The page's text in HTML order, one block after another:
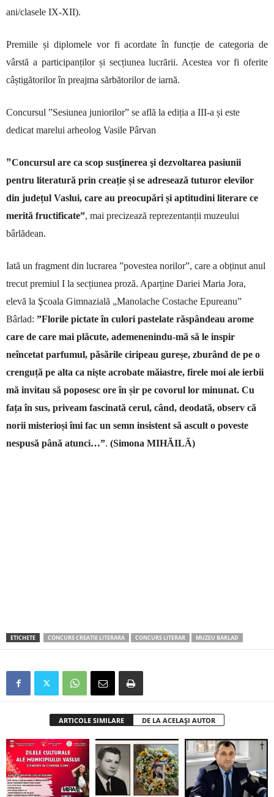
ani/clasele IX-XII).
Premiile și diplomele vor fi acordate în funcție de categoria de
vârstă a participanților și secțiunea lucrării. Acestea vor fi oferite
câștigătorilor în preajma sărbătorilor de iarnă.
Concursul ”Sesiunea juniorilor” se află la ediția a III-a și este
dedicat marelui arheolog Vasile Pârvan
”Concursul are ca scop susţinerea şi dezvoltarea pasiunii
pentru literatură prin creație și se adresează tuturor elevilor
din județul Vaslui, care au preocupări și aptitudini literare ce
merită fructificate”, mai precizează reprezentanții muzeului
bârlădean.
Iată un fragment din lucrarea ”povestea norilor”, care a obținut anul
trecut premiul I la secțiunea proză. Aparține Dariei Maria Jora,
elevă la Şcoala Gimnazială „Manolache Costache Epureanu”
Bârlad: ”Florile pictate în culori pastelate răspândeau arome
care de care mai plăcute, ademenenindu-mă să le inspir
neîncetat parfumul, păsările ciripeau gureșe, zburând de pe o
crenguță pe alta ca niște acrobate măiastre, firele moi ale ierbii
mă invitau să poposesc ore în șir pe covorul lor minunat. Cu
fața în sus, priveam fascinată cerul, când, deodată, observ că
norii misterioși îmi fac un semn insistent să ascult o poveste
nespusă până atunci…”. (Simona MIHĂILĂ)
ETICHETE CONCURS CREATIE LITERARA CONCURS LITERAR MUZEU BARLAD
ARTICOLE SIMILARE DE LA ACELAȘI AUTOR